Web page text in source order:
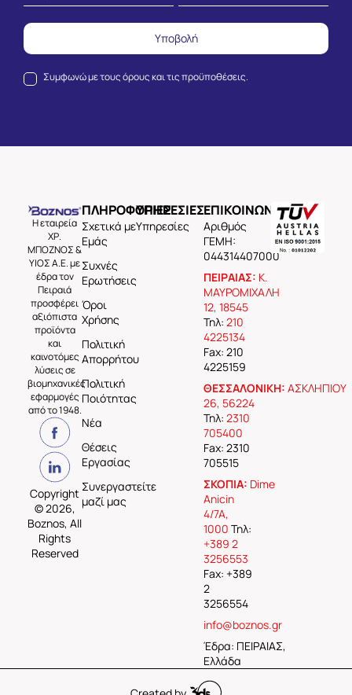
Συμφωνώ με τουςόρους και τις προϋποθέσεις.
Υποβολή
Η εταιρεία
ΧΡ.
ΜΠΟΖΝΟΣ &
ΥΙΟΣ Α.Ε. με
έδρα τον
Πειραιά
προσφέρει
αξιόπιστα
προϊόντα
και
καινοτόμες
λύσεις σε
βιομηχανικές
εφαρμογές
από το 1948.
Copyright
© 2026,
Boznos, All
Rights
Reserved
ΠΛΗΡΟΦΟΡΙΕΣ
Σχετικά με
Εμάς
Συχνές
Ερωτήσεις
Όροι
Χρήσης
Πολιτική
Απορρήτου
Πολιτική
Ποιότητας
Νέα
Θέσεις
Εργασίας
Συνεργαστείτε
μαζί μας
ΥΠΗΡΕΣΙΕΣ
Υπηρεσίες
ΕΠΙΚΟΙΝΩΝΙΑ
Aριθμός
ΓΕΜΗ:
044314407000
ΠΕΙΡΑΙΑΣ: Κ.
ΜΑΥΡΟΜΙΧΑΛΗ
12, 18545
Τηλ: 210
4225134
Fax: 210
4225159
ΘΕΣΣΑΛΟΝΙΚΗ: ΑΣΚΛΗΠΙΟΥ
26, 56224
Τηλ: 2310
705400
Fax: 2310
705515
ΣΚΟΠΙΑ: Dime
Anicin
4/7A,
1000 Τηλ:
+389 2
3256553
Fax: +389
2
3256554
info@boznos.gr
Έδρα: ΠΕΙΡΑΙΑΣ,
Ελλάδα